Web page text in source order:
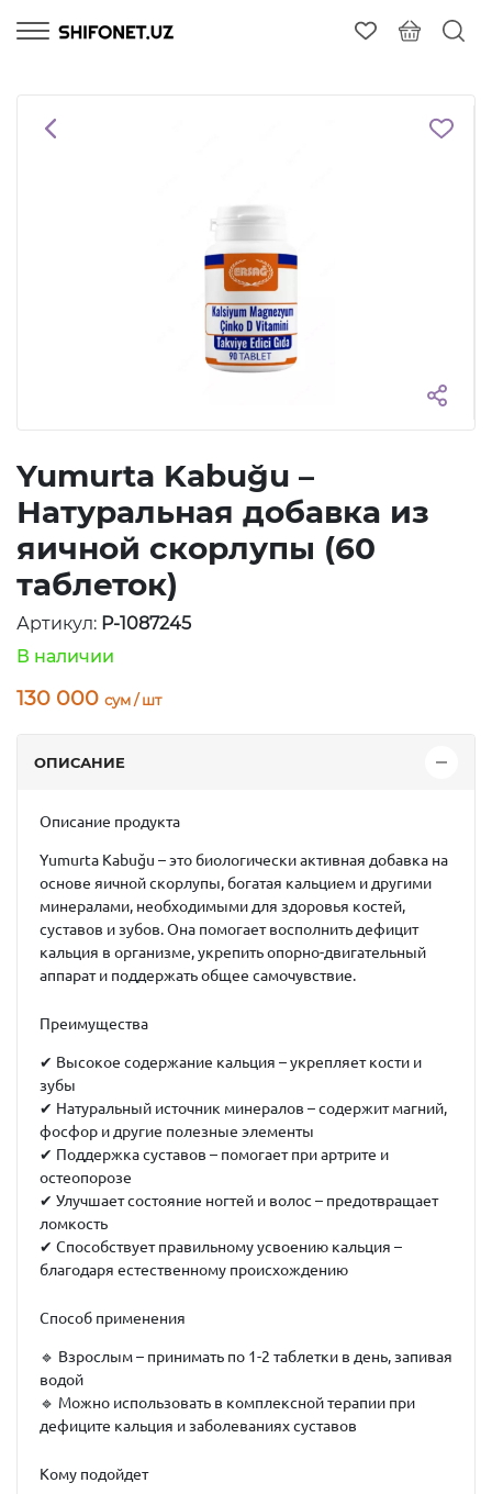
Yumurta Kabuğu –
Натуральная добавка из
яичной скорлупы (60
таблеток)
Артикул: P-1087245
В наличии
130 000 сум / шт
ОПИСАНИЕ
Описание продукта
Yumurta Kabuğu – это биологически активная добавка на
основе яичной скорлупы, богатая кальцием и другими
минералами, необходимыми для здоровья костей,
суставов и зубов. Она помогает восполнить дефицит
кальция в организме, укрепить опорно-двигательный
аппарат и поддержать общее самочувствие.
Преимущества
✔ Высокое содержание кальция – укрепляет кости и
зубы
✔ Натуральный источник минералов – содержит магний,
фосфор и другие полезные элементы
✔ Поддержка суставов – помогает при артрите и
остеопорозе
✔ Улучшает состояние ногтей и волос – предотвращает
ломкость
✔ Способствует правильному усвоению кальция –
благодаря естественному происхождению
Способ применения
🔹 Взрослым– принимать по 1-2 таблетки в день, запивая
водой
🔹 Можно использовать в комплексной терапии при
дефиците кальция и заболеваниях суставов
Кому подойдет